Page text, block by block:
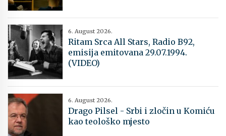
6. August 2026.
Ritam Srca All Stars, Radio B92,
emisija emitovana 29.07.1994.
(VIDEO)
6. August 2026.
Drago Pilsel - Srbi i zločin u Komiću
kao teološko mjesto